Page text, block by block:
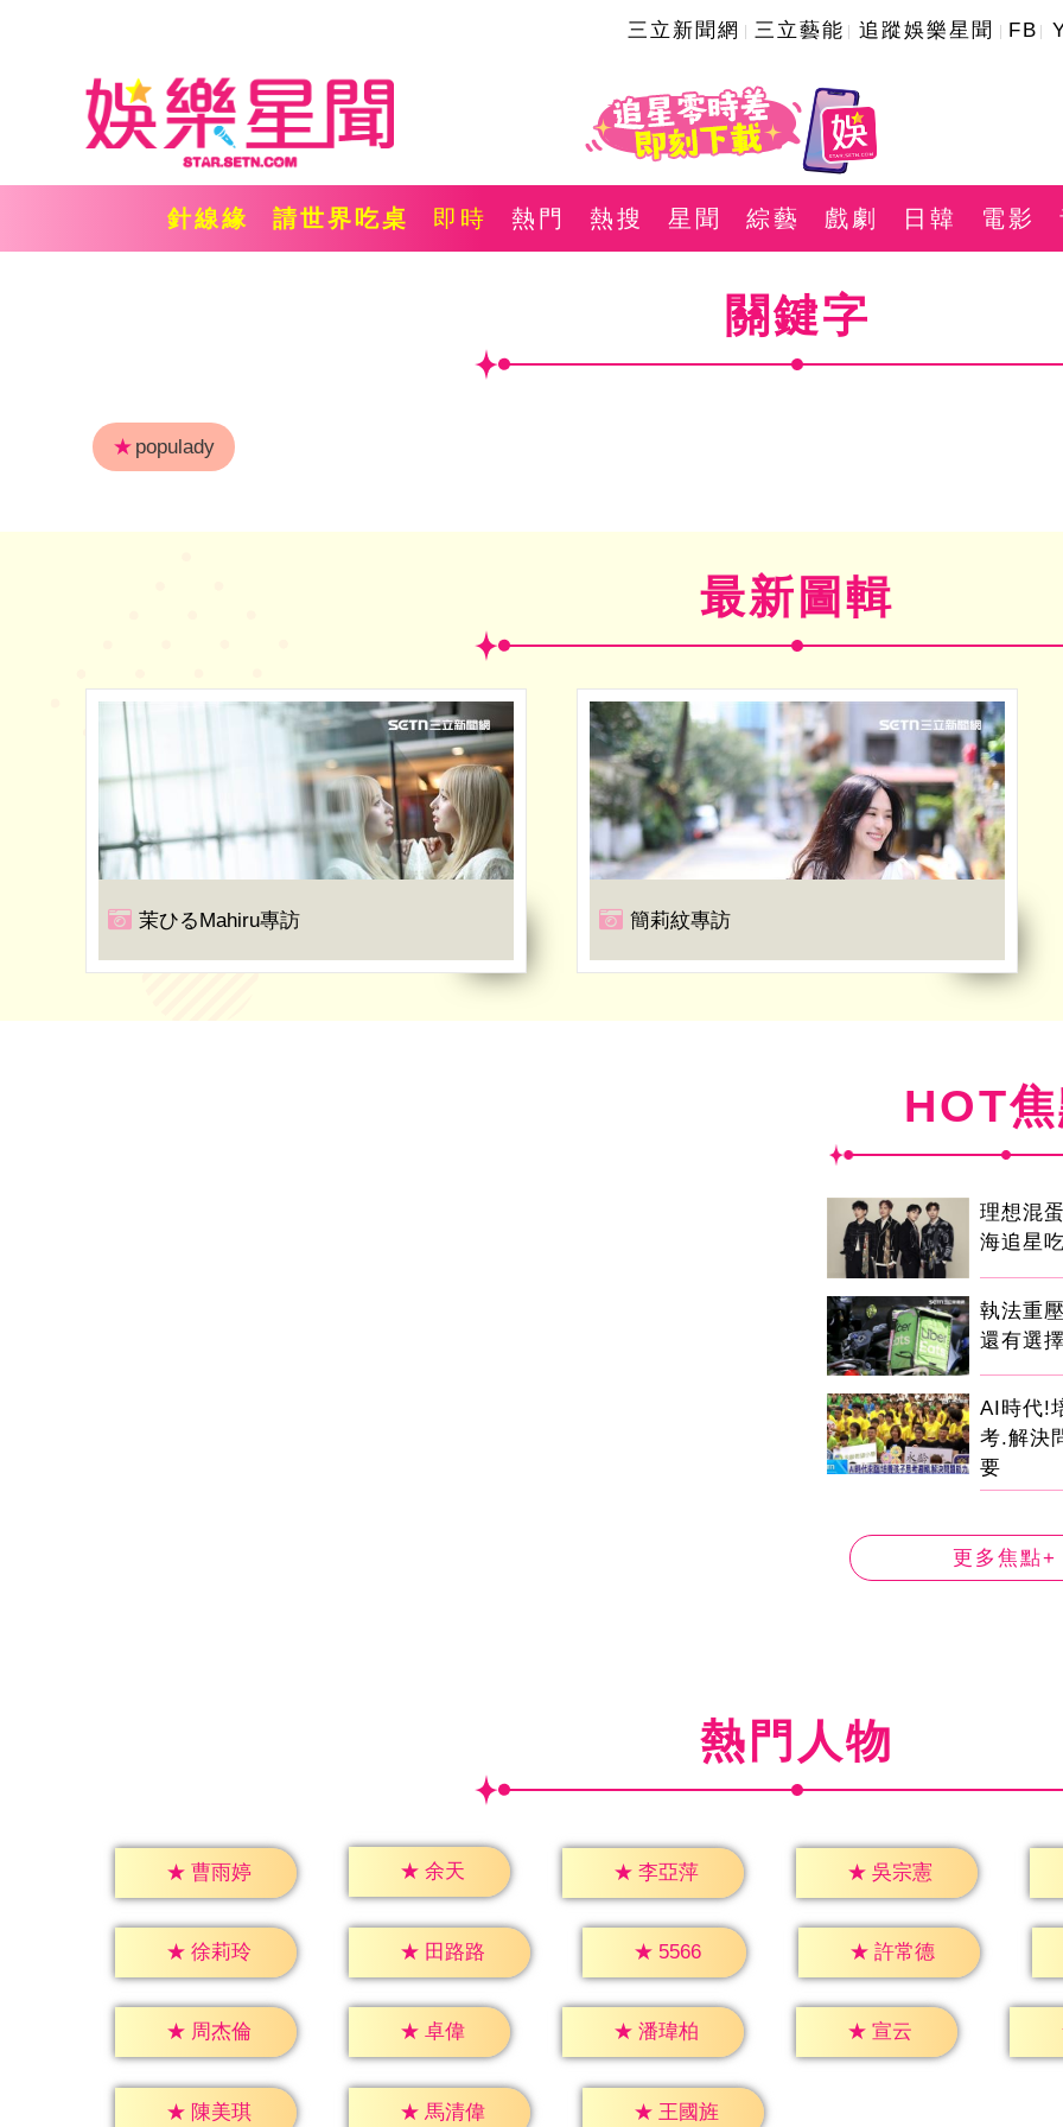
三立新聞網 三立藝能 追蹤娛樂星聞 FB
針線緣 請世界吃桌 即時 熱門 熱搜 星聞 綜藝 戲劇 日韓 電影
關鍵字
★ populady
最新圖輯
茉ひるMahiru專訪 簡莉紋專訪
HOT
理想混
海追星
執法重
還有選
AI時代!
考.解決
要
更多焦點+
熱門人物
★ 曹雨婷 ★ 余天 ★ 李亞萍 ★ 吳宗憲
★ 徐莉玲 ★ 田路路 ★ 5566 ★ 許常德
★ 周杰倫 ★ 卓偉 ★ 潘瑋柏 ★ 宣云
★ 陳美琪 ★ 馬清偉 ★ 王國旌